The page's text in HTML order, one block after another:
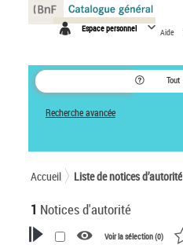
Espace personnel Aide
Tout
Recherche avancée
Accueil Liste de notices d’autorité
1 Notices d'autorité
Voir la sélection (0)
Panneau de gestion des cookies